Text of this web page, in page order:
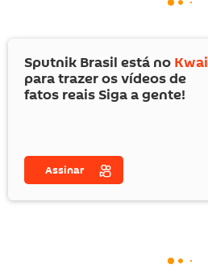
Sputnik Brasil está no Kwai
para trazer os vídeos de
fatos reais Siga a gente!
Assinar